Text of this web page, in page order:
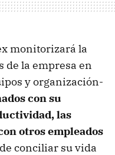
monitorizará la
de la empresa en
y organización-
con su
las
otros empleados
conciliar su vida